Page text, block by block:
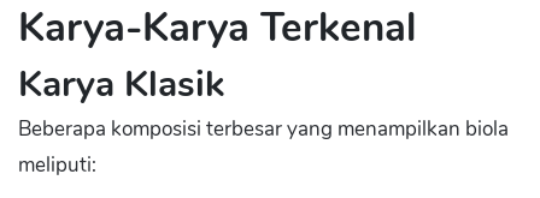
Karya-Karya Terkenal
Karya Klasik
Beberapa komposisi terbesar yang menampilkan biola
meliputi: